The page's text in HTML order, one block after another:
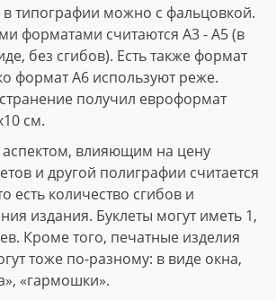
в типографии можно с фальцовкой.
форматами считаются А3 - А5 (в
без сгибов). Есть также формат
формат А6 используют реже.
получил евроформат
см.
влияющим на цену
и другой полиграфии считается
есть количество сгибов и
издания. Буклеты могут иметь 1,
Кроме того, печатные изделия
тоже по-разному: в виде окна,
«гармошки».